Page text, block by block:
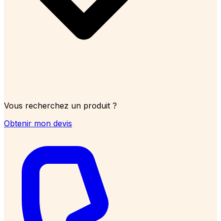
Vous recherchez un produit ?
Obtenir mon devis